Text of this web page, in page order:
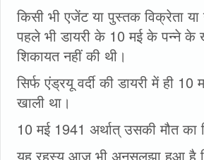
किसी भी एजेंट या पुस्तक विक्रेता
पहले भी डायरी के 10 मई के पन्ने के
शिकायत नहीं की थी।
सिर्फ एंड्रयू वर्दी की डायरी में ही
खाली था।
10 मई 1941 अर्थात्‌ उसकी मौत का
यह रहस्य आज भी अनसुलझा हुआ है